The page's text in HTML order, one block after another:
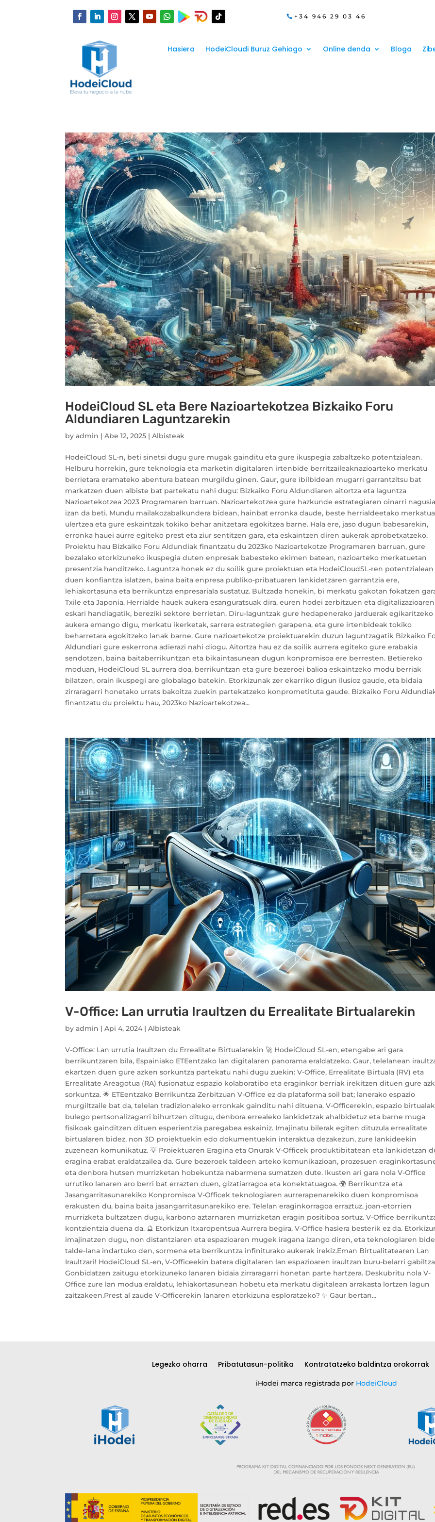
+34 946 29 03 46
Hasiera HodeiCloudi Buruz Gehiago Online denda Bloga
HodeiCloud SL eta Bere Nazioartekotzea Bizkaiko Foru
Aldundiaren Laguntzarekin
byadmin |Abe 12, 2025 |Albisteak
HodeiCloud SL-n, beti sinetsi dugu gure mugak gainditu eta gure ikuspegia zabaltzeko potentzialean.
Helburu horrekin, gure teknologia eta marketin digitalaren irtenbide berritzaileaknazioarteko merkatu
berrietara eramateko abentura batean murgildu ginen. Gaur, gure ibilbidean mugarri garrantzitsu bat
markatzen duen albiste bat partekatu nahi dugu: Bizkaiko Foru Aldundiaren aitortza eta laguntza
Nazioartekotzea 2023 Programaren barruan. Nazioartekotzea gure hazkunde estrategiaren oinarri
izan da beti. Mundu mailakozabalkundera bidean, hainbat erronka daude, beste herrialdeetako
ulertzea eta gure eskaintzak tokiko behar anitzetara egokitzea barne. Hala ere, jaso dugun babesarekin,
erronka hauei aurre egiteko prest eta ziur sentitzen gara, eta eskaintzen diren aukerak aprobetxatzeko.
Proiektu hau Bizkaiko Foru Aldundiak finantzatu du 2023ko Nazioartekotze Programaren barruan, gure
bezalako etorkizuneko ikuspegia duten enpresak babesteko ekimen batean, nazioarteko merkatuetan
presentzia handitzeko. Laguntza honek ez du soilik gure proiektuan eta HodeiCloudSL-ren potentzialean
duen konfiantza islatzen, baina baita enpresa publiko-pribatuaren lankidetzaren garrantzia ere,
lehiakortasuna eta berrikuntza enpresariala sustatuz. Bultzada honekin, bi merkatu gakotan fokatzen
Txile eta Japonia. Herrialde hauek aukera esanguratsuak dira, euren hodei zerbitzuen eta digitalizazioaren
eskari handiagatik, bereziki sektore berrietan. Diru-laguntzak gure hedapenerako jarduerak egikaritzeko
aukera emango digu, merkatu ikerketak, sarrera estrategien garapena, eta gure irtenbideak tokiko
beharretara egokitzeko lanak barne. Gure nazioartekotze proiektuarekin duzun laguntzagatik Bizkaiko
Aldundiari gure eskerrona adierazi nahi diogu. Aitortza hau ez da soilik aurrera egiteko gure erabakia
sendotzen, baina baitaberrikuntzan eta bikaintasunean dugun konpromisoa ere berresten. Betiereko
moduan, HodeiCloud SL aurrera doa, berrikuntzan eta gure bezeroei balioa eskaintzeko modu berriak
bilatzen, orain ikuspegi are globalago batekin. Etorkizunak zer ekarriko digun ilusioz gaude, eta bidaia
zirraragarri honetako urrats bakoitza zuekin partekatzeko konprometituta gaude. Bizkaiko Foru
finantzatu du proiektu hau, 2023ko Nazioartekotzea...
V-Office: Lan urrutia Iraultzen du Errealitate Birtualarekin
byadmin |Api 4, 2024 |Albisteak
V-Office: Lan urrutia Iraultzen du Errealitate Birtualarekin 🚀 HodeiCloud SL-en, etengabe ari gara
berrikuntzaren bila, Espainiako ETEentzako lan digitalaren panorama eraldatzeko. Gaur, telelanean
ekartzen duen gure azken sorkuntza partekatu nahi dugu zuekin: V-Office, Errealitate Birtuala (RV) eta
Errealitate Areagotua (RA) fusionatuz espazio kolaboratibo eta eraginkor berriak irekitzen dituen gure
sorkuntza. 🌟 ETEentzako Berrikuntza Zerbitzuan V-Office ez da plataforma soil bat; lanerako espazio
murgiltzaile bat da, telelan tradizionaleko erronkak gainditu nahi dituena. V-Officerekin, espazio birtualak
bulego pertsonalizagarri bihurtzen ditugu, denbora errealeko lankidetzak ahalbidetuz eta barne muga
fisikoak gainditzen dituen esperientzia paregabea eskainiz. Imajinatu bilerak egiten dituzula errealitate
birtualaren bidez, non 3D proiektuekin edo dokumentuekin interaktua dezakezun, zure lankideekin
zuzenean komunikatuz. 💡 Proiektuaren Eragina eta Onurak V-Officek produktibitatean eta lankidetzan
eragina erabat eraldatzailea da. Gure bezeroek taldeen arteko komunikazioan, prozesuen
eta denbora hutsen murrizketan hobekuntza nabarmena sumatzen dute. Ikusten ari gara nola V-Office
urrutiko lanaren aro berri bat errazten duen, gizatiarragoa eta konektatuagoa. 🌍 Berrikuntza eta
Jasangarritasunarekiko Konpromisoa V-Officek teknologiaren aurrerapenarekiko duen konpromisoa
erakusten du, baina baita jasangarritasunarekiko ere. Telelan eraginkorragoa erraztuz, joan-etorrien
murrizketa bultzatzen dugu, karbono aztarnaren murrizketan eragin positiboa sortuz. V-Office
kontzientzia duena da. 🔮 Etorkizun Itxaropentsua Aurrera begira, V-Office hasiera besterik ez da.
imajinatzen dugu, non distantziaren eta espazioaren mugek iragana izango diren, eta teknologiaren
talde-lana indartuko den, sormena eta berrikuntza infiniturako aukerak irekiz.Eman Birtualitatearen Lan
Iraultzari! HodeiCloud SL-en, V-Officeekin batera digitalaren lan espazioaren iraultzan buru-belarri
Gonbidatzen zaitugu etorkizuneko lanaren bidaia zirraragarri honetan parte hartzera. Deskubritu nola V-
Office zure lan modua eraldatu, lehiakortasunean hobetu eta merkatu digitalean arrakasta lortzen lagun
zaitzakeen.Prest al zaude V-Officerekin lanaren etorkizuna esploratzeko? ✨ Gaur bertan...
Legezko oharra Pribatutasun-politika Kontratatzeko baldintza orokorrak
iHodei marca registrada por HodeiCloud